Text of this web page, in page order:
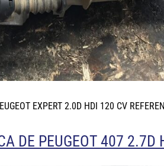
EXPERT 2.0D HDI 120 CV
DE PEUGEOT 407